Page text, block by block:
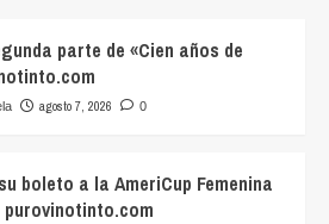
parte de «Cien años de
agosto 7, 2026 0
boleto a la AmeriCup Femenina
purovinotinto.com